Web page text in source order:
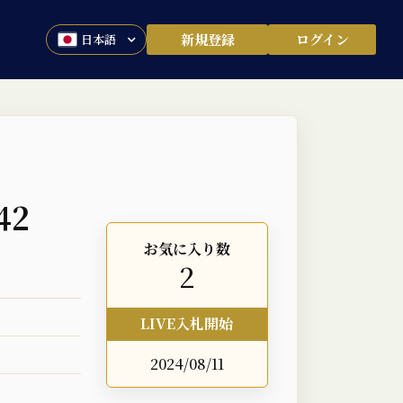
新規登録 ログイン
お気に入り数
2
LIVE入札開始
2024/08/11